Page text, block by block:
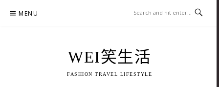
MENU
WEI笑生活
FASHION TRAVEL LIFESTYLE